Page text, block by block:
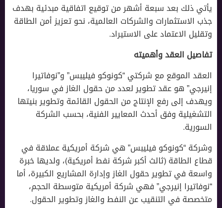
يأتي ذلك بعد سبعة أشهر من توقيع اتفاقية مبدئية بهدف
جذب الاستثمارات والشركات العالمية، نحو تعزيز أمن الطاقة
وتقليل الاعتماد على الاستيراد.
تفاصيل العقد وأهميته
العقد الموقع مع شركتي “كونوكو فيليبس” و”نوفاتيرا
إنيرجي” هو عقد تطوير لعدد من حقول الغاز في سوريا،
ويهدف إلى رفع الإنتاج من الحقول القائمة وتطوير بنيتها
التشغيلية وفق أحدث المعايير الفنية، بحسب الشركة
السورية.
وشركة “كونوكو فيليبس” هي شركة أمريكية عملاقة في
قطاع الطاقة (ثالث أكبر شركة نفط أمريكية)، ولديها خبرة
واسعة في تطوير حقول الغاز وإدارة المشاريع الكبيرة، أما
“نوفاتيرا إنيرجي” فهي شركة أمريكية متوسطة الحجم،
متخصصة في التنقيب عن النفط والغاز وتطوير الحقول.